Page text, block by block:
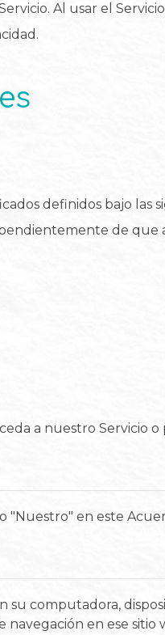
Al usar el
definidos bajo las
de que
a nuestro Servicio
"Nuestro" en este
su computadora,
en ese sitio